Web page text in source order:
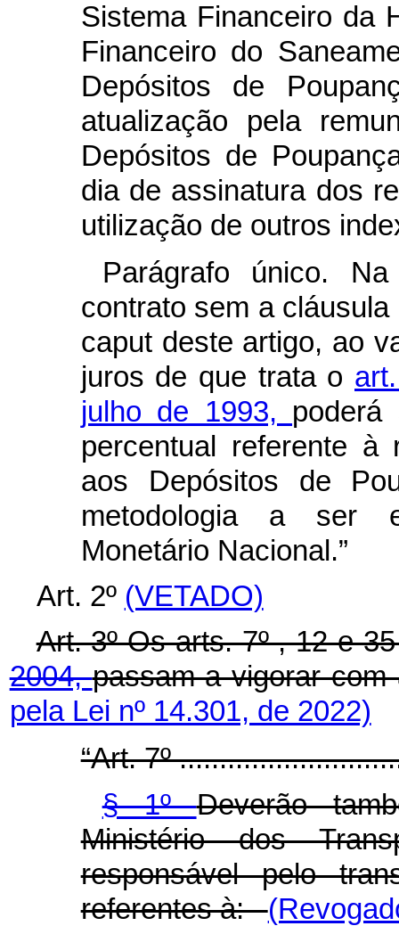
Sistema Financeiro da
Financeiro do
Depósitos de
atualização pela
Depósitos de
dia de assinatura dos
utilização de outros
Parágrafo único.
contrato sem a
caput deste artigo, ao
juros de que trata o
julho de 1993,
percentual referente à
aos Depósitos de
metodologia a ser
Monetário Nacional.”
Art. 2º (VETADO)
Art. 3º Os arts. 7º , 12 e
2004,passam a vigorar com
pela Lei nº 14.301, de 2022)
“Art. 7º
§ 1ºDeverão
Ministério dos
responsável pelo
referentes à: